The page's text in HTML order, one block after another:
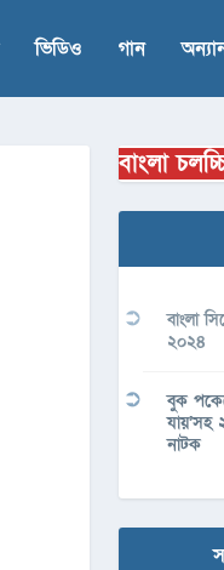
ভিডিও গান
বাংলা
বাংলা
২০২৪
বুক
নাটক